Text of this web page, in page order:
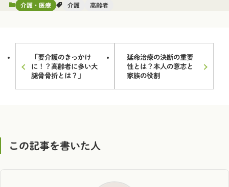
介護・医療 介護 高齢者
「要介護のきっかけ
に！？高齢者に多い大
腿骨骨折とは？」
延命治療の決断の重要
性とは？本人の意志と
家族の役割
この記事を書いた人